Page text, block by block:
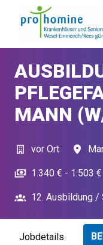
Inhalt
Startseite
MANN
vor Ort
1.340 € - 1.503
12. Ausbildung /
Jobdetails